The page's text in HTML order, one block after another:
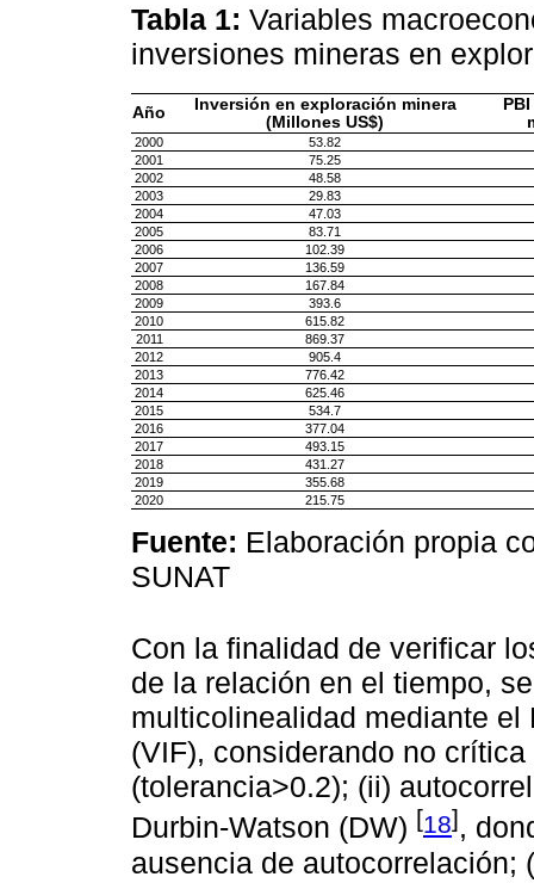
Tabla 1: Variables
inversiones mineras en
Año
Inversión en exploración minera
(Millones US$)
2000
53.82
2001
75.25
2002
48.58
2003
29.83
2004
47.03
2005
83.71
2006
102.39
2007
136.59
2008
167.84
2009
393.6
2010
615.82
2011
869.37
2012
905.4
2013
776.42
2014
625.46
2015
534.7
2016
377.04
2017
493.15
2018
431.27
2019
355.68
2020
215.75
Fuente: Elaboración propia
SUNAT
Con la finalidad de verificar
de la relación en el tiempo,
multicolinealidad mediante
(VIF), considerando no
(tolerancia>0.2); (ii)
Durbin-Watson (DW) [18],
ausencia de autocorrelación;